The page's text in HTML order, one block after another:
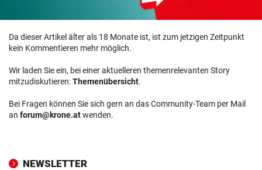
Da dieser Artikel älter als 18 Monate ist, ist zum jetzigen Zeitpunkt
kein Kommentieren mehr möglich.
Wir laden Sie ein, bei einer aktuelleren themenrelevanten Story
mitzudiskutieren:Themenübersicht.
Bei Fragen können Sie sich gern an das Community-Team per Mail
an forum@krone.atwenden.
NEWSLETTER